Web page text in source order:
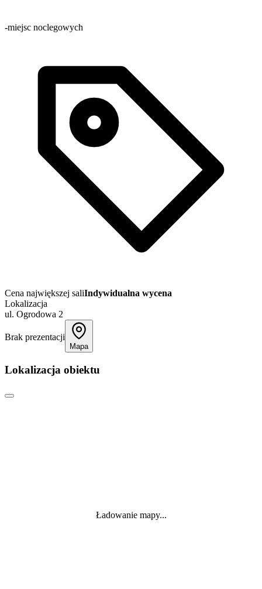
-miejsc noclegowych
Cena największej saliIndywidualna wycena
Lokalizacja
ul. Ogrodowa 2
Brak prezentacji
Mapa
Lokalizacja obiektu
Ładowanie mapy...